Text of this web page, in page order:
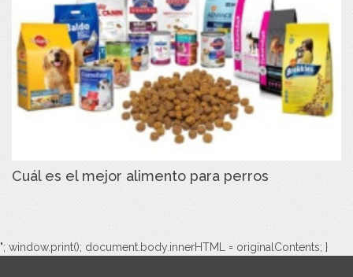
Cuál es el mejor alimento para perros
"; window.print(); document.body.innerHTML = originalContents; }